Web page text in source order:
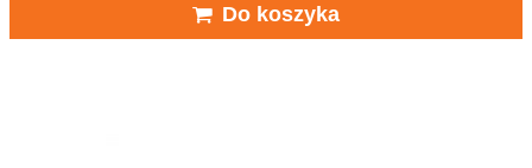
Do koszyka